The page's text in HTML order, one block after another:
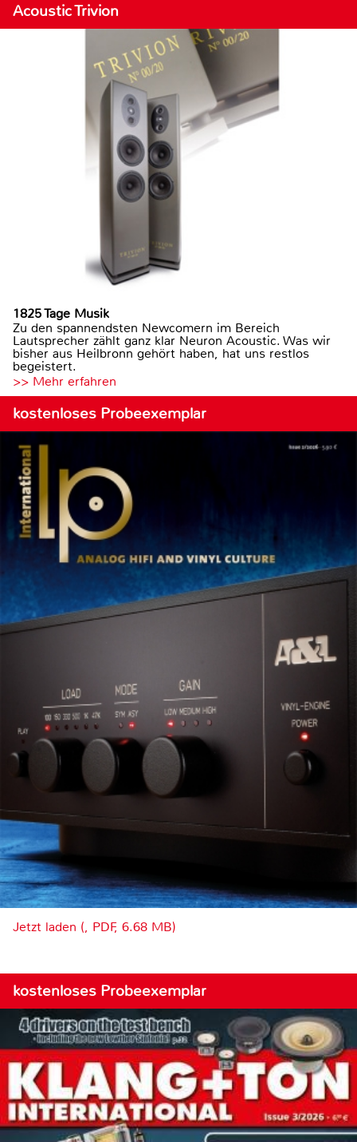
Acoustic Trivion
1825 Tage Musik
Zu den spannendsten Newcomern im Bereich
Lautsprecher zählt ganz klar Neuron Acoustic. Was wir
bisher aus Heilbronn gehört haben, hat uns restlos
begeistert.
>> Mehr erfahren
kostenloses Probeexemplar
Jetzt laden (, PDF, 6.68 MB)
kostenloses Probeexemplar